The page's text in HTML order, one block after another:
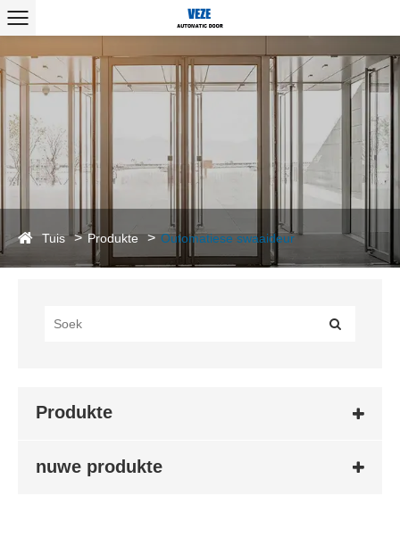
Tuis Produkte Outomatiese swaaideur
Produkte
nuwe produkte